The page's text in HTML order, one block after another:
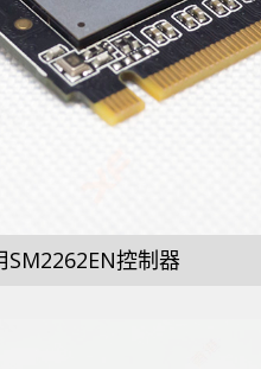
SM2262EN控制器